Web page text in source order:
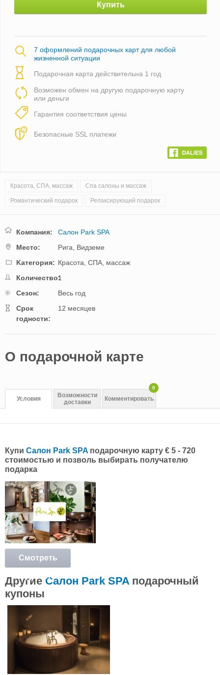
Купить
7 оформлений подарочных карт для любой
жизненной ситуации
Подарочная карта действительна 1 год
Возможен обмен на другую подарочную карту
или деньги
Гарантия соответствия цены
Безопасные SSL платежи
Красота, СПА, массаж Спа салоны и массаж
Романтический подарок Релаксирующий подарок
Компания:
Салон Park SPA
Mестo:
Рига, Видземе
Kатегория: Красота, СПА, массаж
Количество:1
Cезон:
Весь год
Cрок
годности:
12 месяцев
O подарочной картe
Условия
Возможности
доставки
Комментировать
0
Купи Салон Park SPA подарочную карту € 5 - 720
стоимостью и позволь выбирать получателю
подарка
Смотреть
подробнее
Другие Салон Park SPAподарочный
купоны